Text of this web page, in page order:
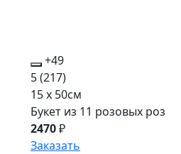
+49
5(217)
15 x 50см
Букет из 11 розовых роз
2470₽
Заказать